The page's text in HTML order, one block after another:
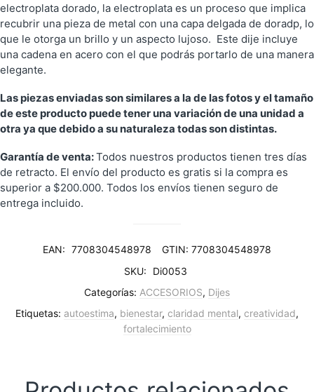
electroplata dorado, la electroplata es un proceso que implica
recubrir una pieza de metal con una capa delgada de doradp, lo
que le otorga un brillo y un aspecto lujoso. Este dije incluye
una cadena en acero con el que podrás portarlo de una manera
elegante.
Las piezas enviadas son similares a la de las fotos y el tamaño
de este producto puede tener una variación de una unidad a
otra ya que debido a su naturaleza todas son distintas.
Garantía de venta:Todos nuestros productos tienen tres días
de retracto. El envío del producto es gratis si la compra es
superior a $200.000. Todos los envíos tienen seguro de
entrega incluido.
EAN: 7708304548978
GTIN: 7708304548978
SKU:
Di0053
Categorías: ACCESORIOS, Dijes
Etiquetas: autoestima, bienestar, claridad mental, creatividad,
fortalecimiento